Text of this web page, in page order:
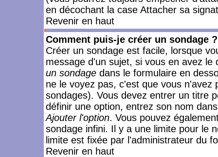
en décochant la case Attacher sa
Revenir en haut
Comment puis-je créer un sondage ?
Créer un sondage est facile, lorsque
message d'un sujet, si vous en avez
un sondage dans le formulaire en
ne le voyez pas, c'est que vous
sondages). Vous devez entrer un titre
définir une option, entrez son nom
Ajouter l'option. Vous pouvez
sondage infini. Il y a une limite pour le
limite est fixée par l'administrateur du
Revenir en haut